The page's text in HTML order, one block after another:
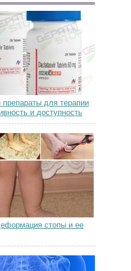
для терапии
и доступность
стопы и ее